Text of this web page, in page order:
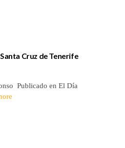
Cruz de Tenerife
Publicado en El Día